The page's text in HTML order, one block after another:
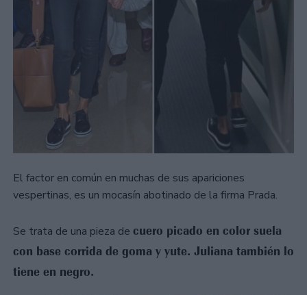
El factor en común en muchas de sus apariciones
vespertinas, es un mocasín abotinado de la firma Prada.
Se trata de una pieza de cuero picado en color suela
con base corrida de goma y yute. Juliana también lo
tiene en negro.